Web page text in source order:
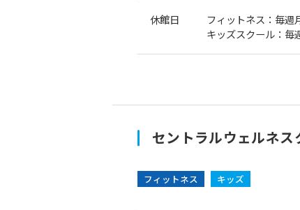
休館日
フィットネス：毎週
キッズスクール：毎
セントラルウェルネ
フィットネス キッズ